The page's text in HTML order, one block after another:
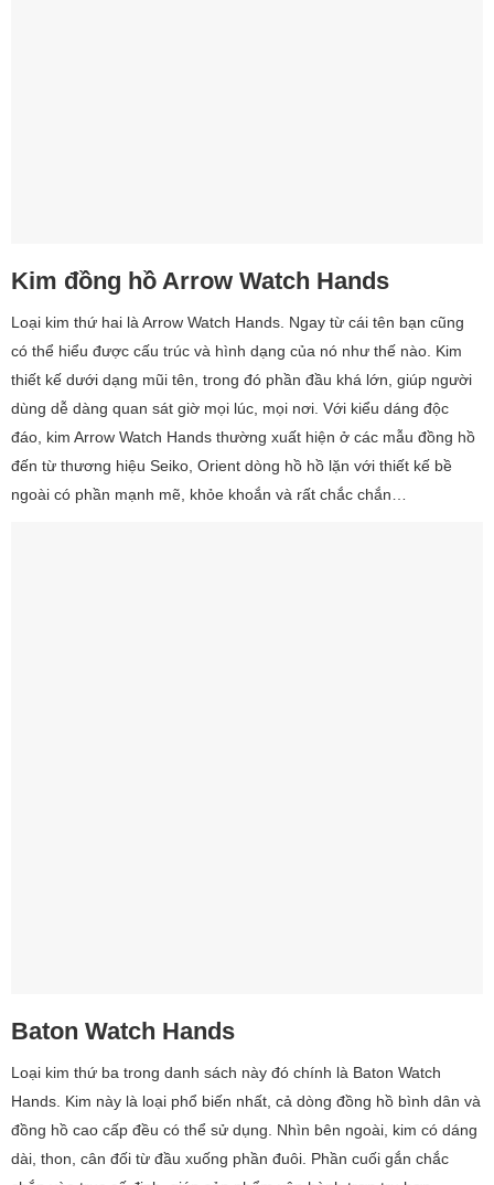
Kim đồng hồ Arrow Watch Hands
Loại kim thứ hai là Arrow Watch Hands. Ngay từ cái tên bạn cũng
có thể hiểu được cấu trúc và hình dạng của nó như thế nào. Kim
thiết kế dưới dạng mũi tên, trong đó phần đầu khá lớn, giúp người
dùng dễ dàng quan sát giờ mọi lúc, mọi nơi. Với kiểu dáng độc
đáo, kim Arrow Watch Hands thường xuất hiện ở các mẫu đồng hồ
đến từ thương hiệu Seiko, Orient dòng hồ hồ lặn với thiết kế bề
ngoài có phần mạnh mẽ, khỏe khoắn và rất chắc chắn…
Baton Watch Hands
Loại kim thứ ba trong danh sách này đó chính là Baton Watch
Hands. Kim này là loại phổ biến nhất, cả dòng đồng hồ bình dân và
đồng hồ cao cấp đều có thể sử dụng. Nhìn bên ngoài, kim có dáng
dài, thon, cân đối từ đầu xuống phần đuôi. Phần cuối gắn chắc